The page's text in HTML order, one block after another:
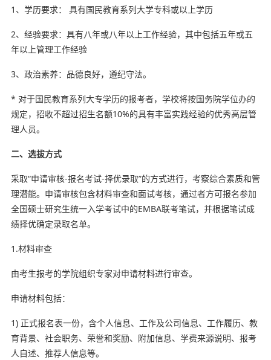
1、学历要求： 具有国民教育系列大学专科或以上学历
2、经验要求：具有八年或八年以上工作经验，其中包括五年或五
年以上管理工作经验
3、政治素养：品德良好，遵纪守法。
* 对于国民教育系列大专学历的报考者，学校将按国务院学位办的
规定，招收不超过招生名额10%的具有丰富实践经验的优秀高层管
理人员。
二、选拔方式
采取“申请审核-报名考试-择优录取”的方式进行，考察综合素质和管
理潜能。申请审核包含材料审查和面试考核，通过者方可报名参加
全国硕士研究生统一入学考试中的EMBA联考笔试，并根据笔试成
绩择优确定录取名单。
1.材料审查
由考生报考的学院组织专家对申请材料进行审查。
申请材料包括：
1) 正式报名表一份，含个人信息、工作及公司信息、工作履历、教
育背景、社会职务、荣誉和奖励、附加信息、学费来源说明、报考
人自述、推荐人信息等。